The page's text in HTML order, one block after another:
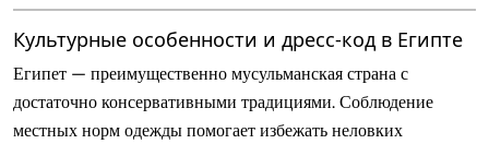
Культурные особенности и дресс-код в Египте
Египет — преимущественно мусульманская страна с
достаточно консервативными традициями. Соблюдение
местных норм одежды помогает избежать неловких